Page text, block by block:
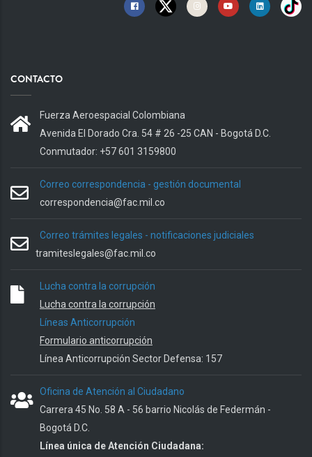
CONTACTO
Fuerza Aeroespacial Colombiana
Avenida El Dorado Cra. 54 # 26 -25 CAN - Bogotá D.C.
Conmutador: +57 601 3159800
Correo correspondencia - gestión documental
correspondencia@fac.mil.co
Correo trámites legales - notificaciones judiciales
tramiteslegales@fac.mil.co
Lucha contra la corrupción
Lucha contra la corrupción
Líneas Anticorrupción
Formulario anticorrupción
Línea Anticorrupción Sector Defensa: 157
Oficina de Atención al Ciudadano
Carrera 45 No. 58 A - 56 barrio Nicolás de Federmán -
Bogotá D.C.
Línea única de Atención Ciudadana: